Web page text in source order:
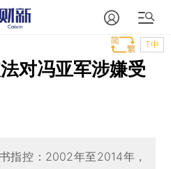
T中
对冯亚军涉嫌受
指控：2002年至2014年，